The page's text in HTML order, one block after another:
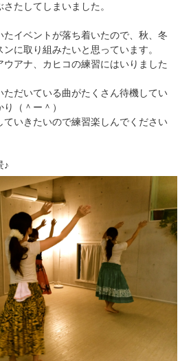
たしてしまいました。
たイベントが落ち着いたので、秋、冬
に取り組みたいと思っています。
ウアナ、カヒコの練習にはいりました
ただいている曲がたくさん待機してい
（＾ー＾）
ていきたいので練習楽しんでください
♪